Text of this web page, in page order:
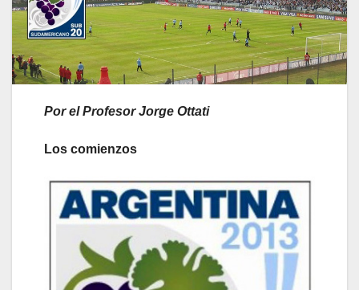
Por el Profesor Jorge Ottati
Los comienzos